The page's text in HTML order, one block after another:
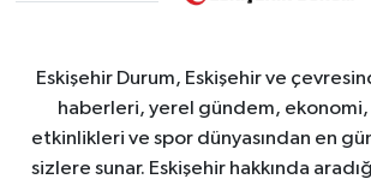
Eskişehir Gündem
15:57Başkan Ünlüce Sazova Çocuk
Eskişehir Durum, Eskişehir ve
haberleri, yerel gündem,
etkinlikleri ve spor dünyasından en
sizlere sunar. Eskişehir hakkında